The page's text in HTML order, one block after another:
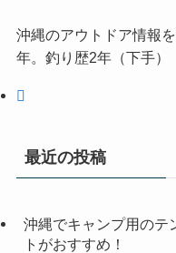
沖縄のアウトドア情報
年。釣り歴2年（下手）
最近の投稿
沖縄でキャンプ用のテ
トがおすすめ！